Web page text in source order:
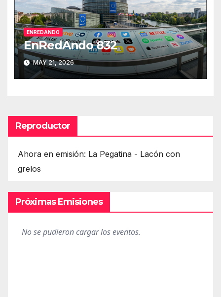
ENREDANDO
EnRedAndo 832
MAY 21, 2026
Reproductor
Ahora en emisión: La Pegatina - Lacón con
grelos
Próximas Emisiones